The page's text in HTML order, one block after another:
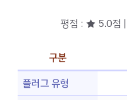
평점 : ★ 5.0점 |
구분
플러그 유형